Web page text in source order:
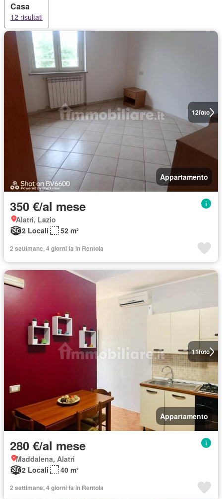
Casa
12 risultati
12foto
Appartamento
350 €/al mese
Alatri, Lazio
2 Locali
52 m²
2 settimane, 4 giorni fa in Rentola
11foto
Appartamento
280 €/al mese
Maddalena, Alatri
2 Locali
40 m²
2 settimane, 4 giorni fa in Rentola